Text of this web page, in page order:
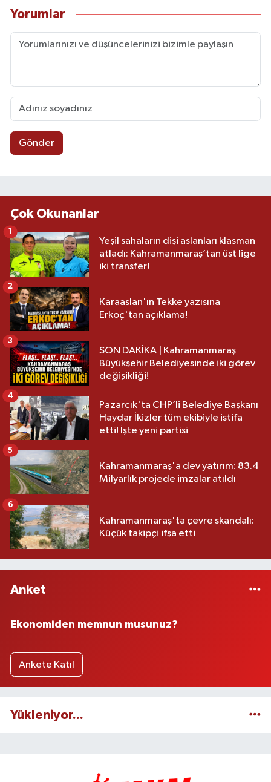
Yorumlar
Gönder
Çok Okunanlar
Yeşil sahaların dişi aslanları klasman
atladı: Kahramanmaraş’tan üst lige
iki transfer!
1
Karaaslan'ın Tekke yazısına
Erkoç'tan açıklama!
2
SON DAKİKA | Kahramanmaraş
Büyükşehir Belediyesinde iki görev
değişikliği!
3
Pazarcık'ta CHP’li Belediye Başkanı
Haydar İkizler tüm ekibiyle istifa
etti! İşte yeni partisi
4
Kahramanmaraş'a dev yatırım: 83.4
Milyarlık projede imzalar atıldı
5
Kahramanmaraş'ta çevre skandalı:
Küçük takipçi ifşa etti
6
Anket
Ekonomiden memnun musunuz?
Ankete Katıl
Yükleniyor...